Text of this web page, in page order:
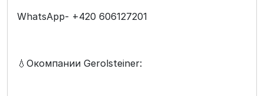
WhatsApp- +420 606127201
💧Окомпании Gerolsteiner: